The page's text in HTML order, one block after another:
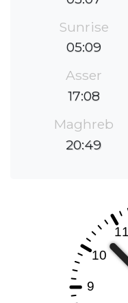
Sunrise
05:09
Asser
17:08
Maghreb
20:49